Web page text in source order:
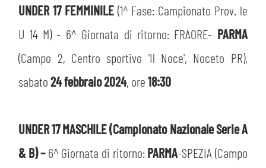
UNDER 17 FEMMINILE(1^ Fase: Campionato Prov. le
U 14 M) - 6^ Giornata di ritorno: FRAORE- PARMA
(Campo 2, Centro sportivo 'Il Noce', Noceto PR),
sabato24 febbraio 2024, ore18:30
UNDER 17 MASCHILE (Campionato Nazionale Serie A
& B) –6^ Giornata di ritorno:PARMA-SPEZIA (Campo